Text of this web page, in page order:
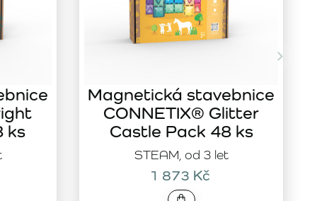
ks
STEAM, od 3 let
Magnetická stavebnice
CONNETIX® Glitter
Castle Pack 48 ks
1 873 Kč